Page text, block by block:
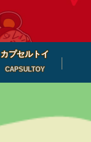
カプセルトイ
CAPSULTOY